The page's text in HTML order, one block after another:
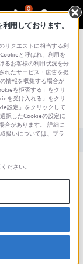
0
テレビ＆プロジェクター
Q&A
用しております。
リクエストに相当する利
と呼ばれ、利用を
るお客様の利用状況を分
れたサービス・広告を提
情報を収集する場合が
を拒否する」をクリ
を受け入れる」をクリ
設定」をクリックして
択したCookieの設定に
合があります。 詳細に
扱いについては、プラ
ださい。